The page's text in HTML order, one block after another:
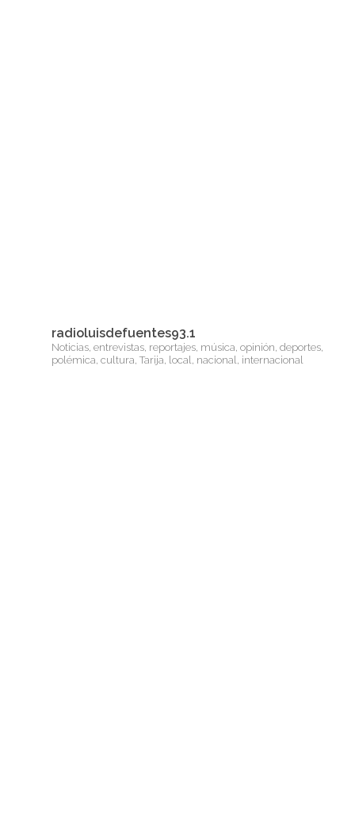
radioluisdefuentes93.1
Noticias, entrevistas, reportajes, música, opinión, deportes,
polémica, cultura, Tarija, local, nacional, internacional